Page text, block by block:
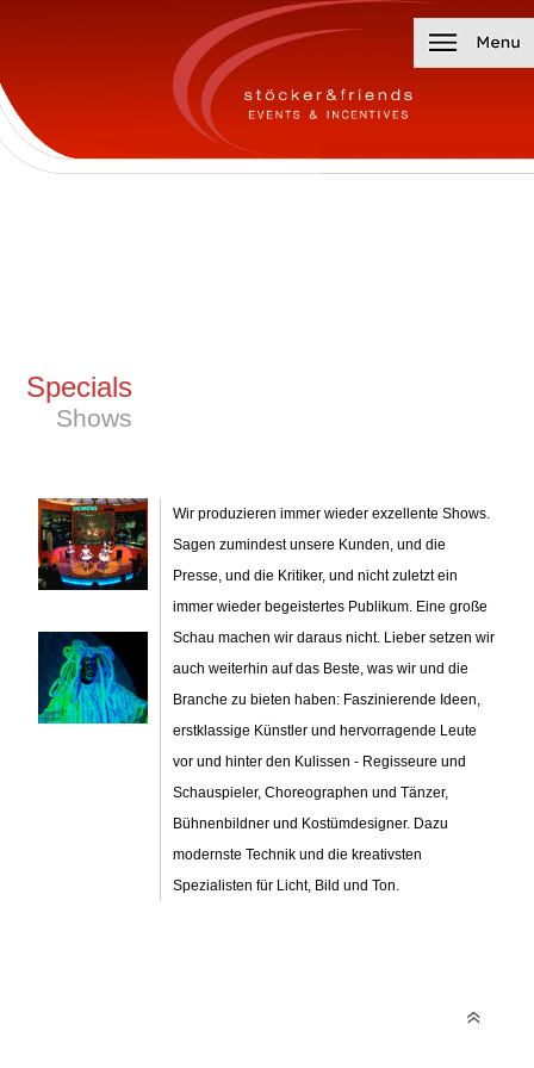
Specials
Shows
Wir produzieren immer wieder exzellente Shows.
Sagen zumindest unsere Kunden, und die
Presse, und die Kritiker, und nicht zuletzt ein
immer wieder begeistertes Publikum. Eine große
Schau machen wir daraus nicht. Lieber setzen wir
auch weiterhin auf das Beste, was wir und die
Branche zu bieten haben: Faszinierende Ideen,
erstklassige Künstler und hervorragende Leute
vor und hinter den Kulissen - Regisseure und
Schauspieler, Choreographen und Tänzer,
Bühnenbildner und Kostümdesigner. Dazu
modernste Technik und die kreativsten
Spezialisten für Licht, Bild und Ton.